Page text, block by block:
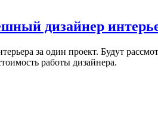
дизайнер
за один проект. Будут
работы дизайнера.